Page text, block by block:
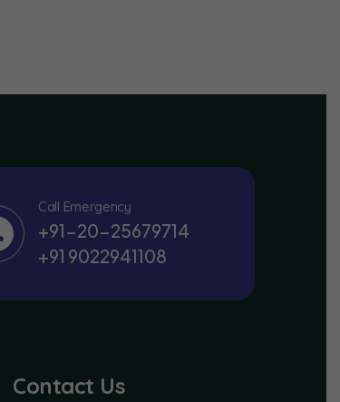
Call Emergency
+91-20-25679714
+91 9022941108
Contact Us